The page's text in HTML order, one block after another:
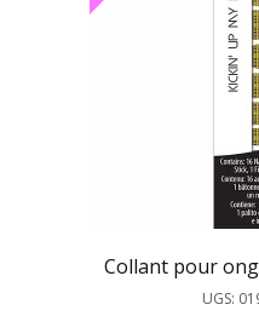
Collant pour
UGS: